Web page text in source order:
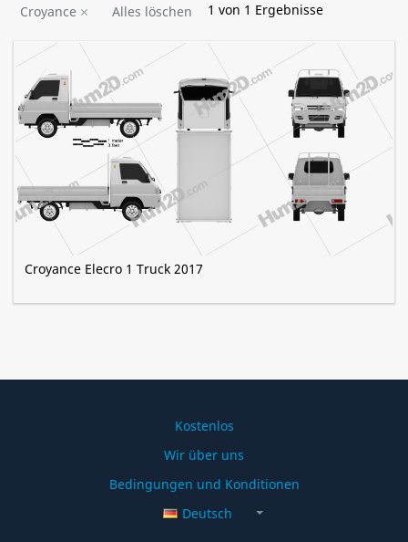
Croyance Alles löschen 1 von 1 Ergebnisse
Croyance Elecro 1 Truck 2017
Kostenlos
Wir über uns
Bedingungen und Konditionen
Deutsch